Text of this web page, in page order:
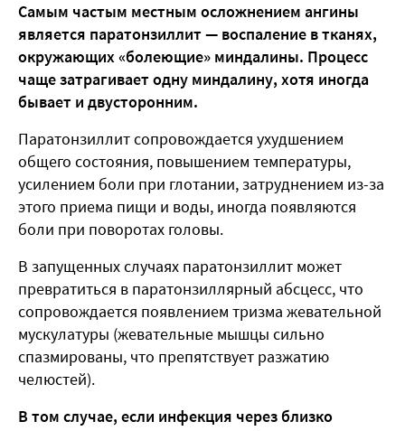
Самым частым местным осложнением ангины
является паратонзиллит — воспаление в тканях,
окружающих «болеющие» миндалины. Процесс
чаще затрагивает одну миндалину, хотя иногда
бывает и двусторонним.
Паратонзиллит сопровождается ухудшением
общего состояния, повышением температуры,
усилением боли при глотании, затруднением из-за
этого приема пищи и воды, иногда появляются
боли при поворотах головы.
В запущенных случаях паратонзиллит может
превратиться в паратонзиллярный абсцесс, что
сопровождается появлением тризма жевательной
мускулатуры (жевательные мышцы сильно
спазмированы, что препятствует разжатию
челюстей).
В том случае, если инфекция через близко